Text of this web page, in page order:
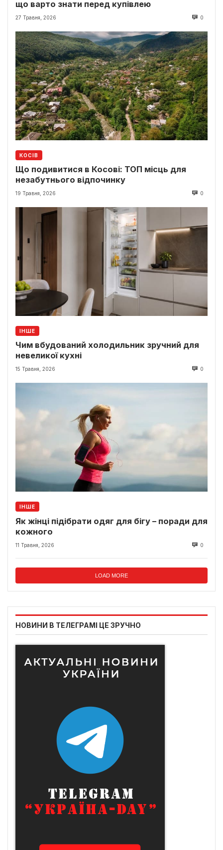
що варто знати перед купівлею
27 Травня, 2026 0
КОСІВ
Що подивитися в Косові: ТОП місць для
незабутнього відпочинку
19 Травня, 2026 0
ІНШЕ
Чим вбудований холодильник зручний для
невеликої кухні
15 Травня, 2026 0
ІНШЕ
Як жінці підібрати одяг для бігу – поради для
кожного
11 Травня, 2026 0
LOAD MORE
НОВИНИ В ТЕЛЕГРАМІ ЦЕ ЗРУЧНО